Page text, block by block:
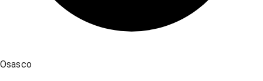
Osasco